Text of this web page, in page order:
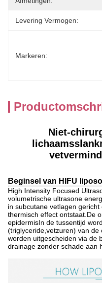
Levering Vermogen:
Markeren:
Niet-
Beginsel van HIFU
High Intensity Focused
volumetrische ultrasone
in subcutane vetlagen
thermisch effect ontstaat.De
epidermisIn de tussentijd
(triglyceride,vetzuren) van de
worden uitgescheiden via de
drainage zonder schade aan